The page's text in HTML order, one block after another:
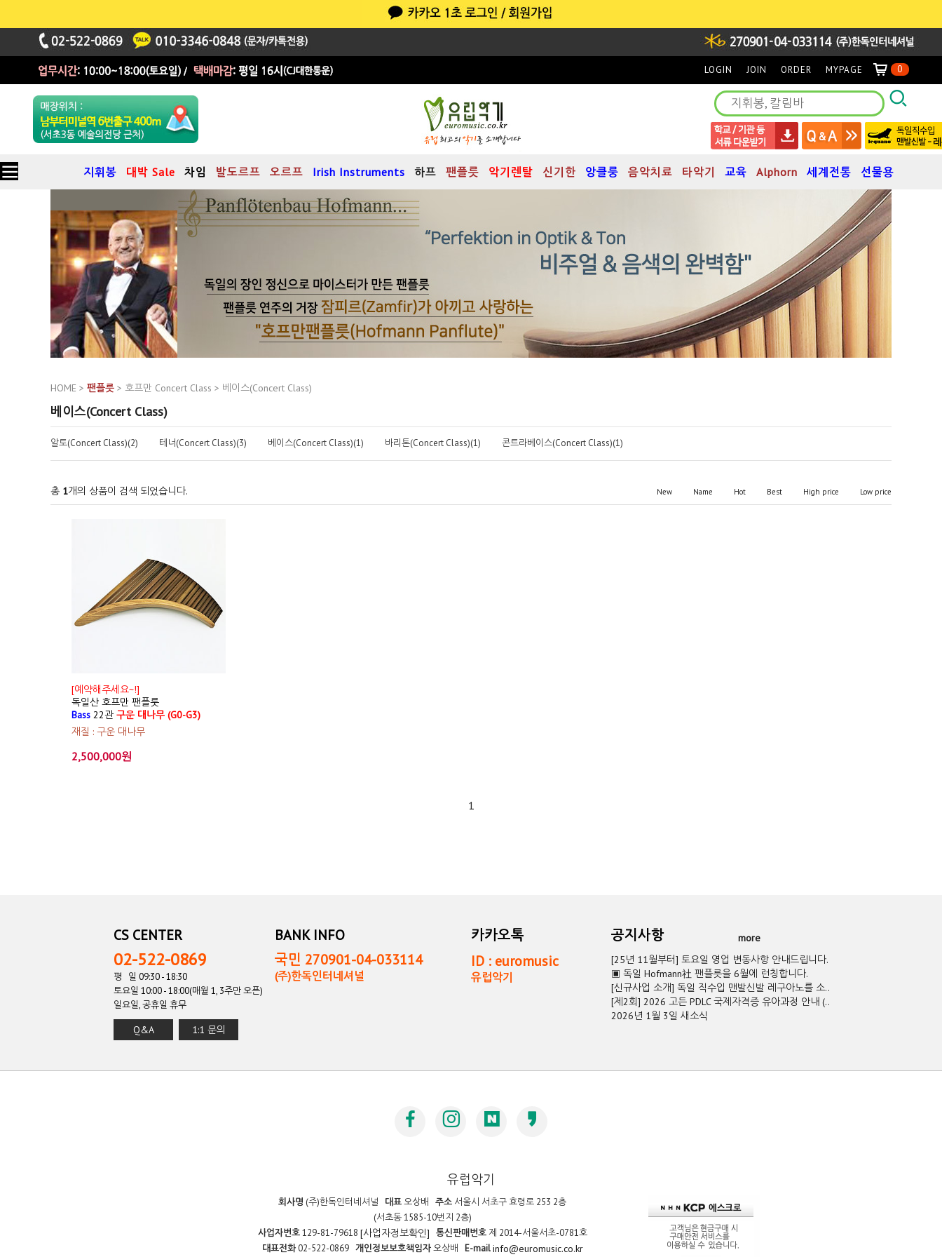
LOGIN JOIN ORDER MYPAGE 0
지휘봉 대박 Sale 차임 발도르프 오르프 Irish Instruments 하프 팬플릇 악기렌탈 신기한 앙클룽 음악치료 타악기 교육 Alphorn 세계전통 선물용
HOME > 팬플릇 > 호프만 Concert Class > 베이스(Concert Class)
베이스(Concert Class)
알토(Concert Class)(2) 테너(Concert Class)(3) 베이스(Concert Class)(1) 바리톤(Concert Class)(1) 콘트라베이스(Concert Class)(1)
총 1개의 상품이 검색 되었습니다. New Name Hot Best High price Low price
[예약해주세요~!]
독일산 호프만 팬플룻
Bass 22관구운 대나무 (G0-G3)
재질 : 구운 대나무
2,500,000원
1
CS CENTER
02-522-0869
평 일 09:30 - 18:30
토요일 10:00 - 18:00(매월 1, 3주만 오픈)
일요일, 공휴일 휴무
Q&A 1:1 문의
BANK INFO
국민 270901-04-033114
(주)한독인터네셔널
카카오톡
ID : euromusic
유럽악기
공지사항
more
[25년 11월부터] 토요일 영업 변동사항 안내드립니다.
▣ 독일 Hofmann社 팬플릇을 6월에 런칭합니다.
[신규사업 소개] 독일 직수입 맨발신발 레구아노를 소..
[제2회] 2026 고든 PDLC 국제자격증 유아과정 안내 (..
2026년 1월 3일 새소식
유럽악기
회사명 (주)한독인터네셔널 대표오상배 주소 서울시 서초구 효령로 253 2층
(서초동 1585-10번지 2층)
사업자번호129-81-79618 [사업자정보확인] 통신판매번호제 2014-서울서초-0781호
대표전화02-522-0869 개인정보보호책임자오상배 E-mail info@euromusic.co.kr